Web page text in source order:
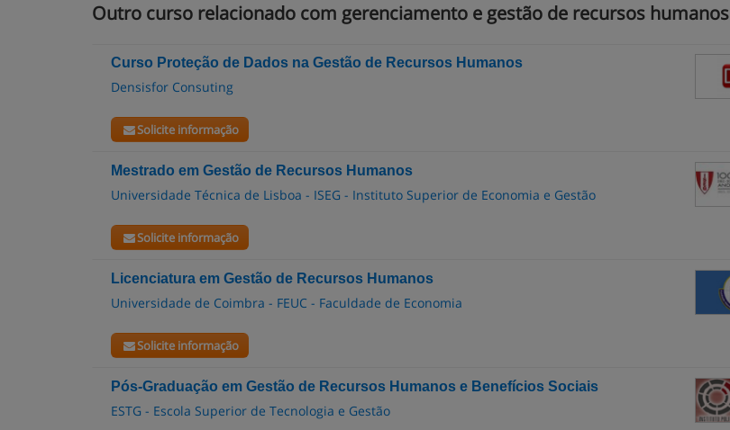
Outro curso relacionado com gerenciamento e gestão de recursos humanos
Curso Proteção de Dados na Gestão de Recursos Humanos
Densisfor Consuting
Solicite informação
Mestrado em Gestão de Recursos Humanos
Universidade Técnica de Lisboa - ISEG - Instituto Superior de Economia e Gestão
Solicite informação
Licenciatura em Gestão de Recursos Humanos
Universidade de Coimbra - FEUC - Faculdade de Economia
Solicite informação
Pós-Graduação em Gestão de Recursos Humanos e Benefícios Sociais
ESTG - Escola Superior de Tecnologia e Gestão